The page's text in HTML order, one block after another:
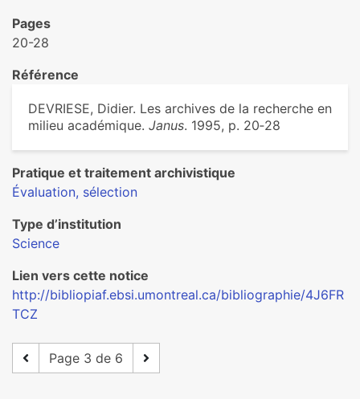
Pages
20-28
Référence
DEVRIESE, Didier. Les archives de la recherche en
milieu académique. Janus. 1995, p. 20‑28
Pratique et traitement archivistique
Évaluation, sélection
Type d’institution
Science
Lien vers cette notice
http://bibliopiaf.ebsi.umontreal.ca/bibliographie/4J6FR
TCZ
Page 3 de 6